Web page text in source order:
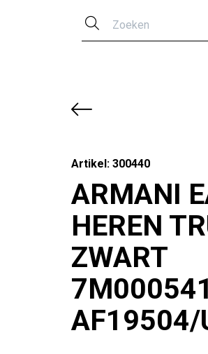
Artikel: 300440
ARMANI
HEREN
ZWART
AF19504/